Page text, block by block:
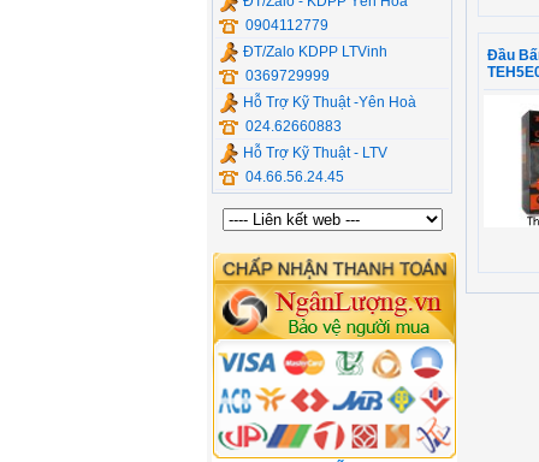
0904112779
ĐT/Zalo KDPP LTVinh
0369729999
Hỗ Trợ Kỹ Thuật -Yên Hoà
024.62660883
Hỗ Trợ Kỹ Thuật - LTV
04.66.56.24.45
Đầu